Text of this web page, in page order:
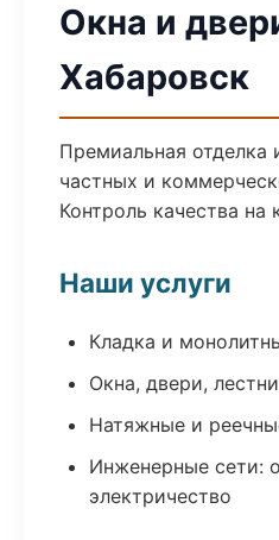
Окна и
Хабаровск
Премиальная отделка
частных и
Контроль качества на
Наши услуги
Кладка и
Окна, двери,
Натяжные и
Инженерные сети:
электричество